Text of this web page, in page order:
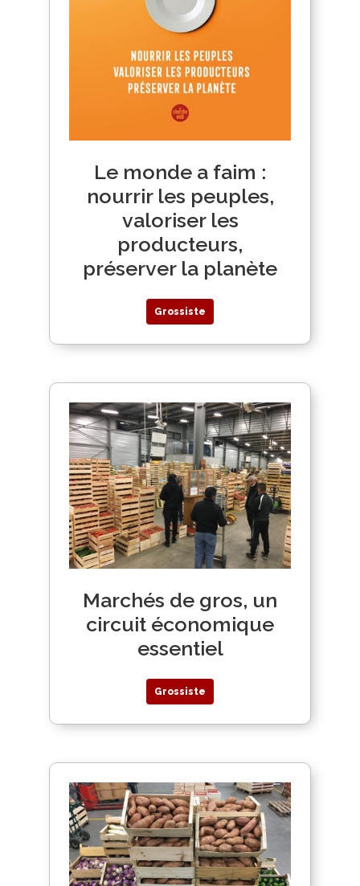
Le monde a faim :
nourrir les peuples,
valoriser les
producteurs,
préserver la planète
Grossiste
Marchés de gros, un
circuit économique
essentiel
Grossiste